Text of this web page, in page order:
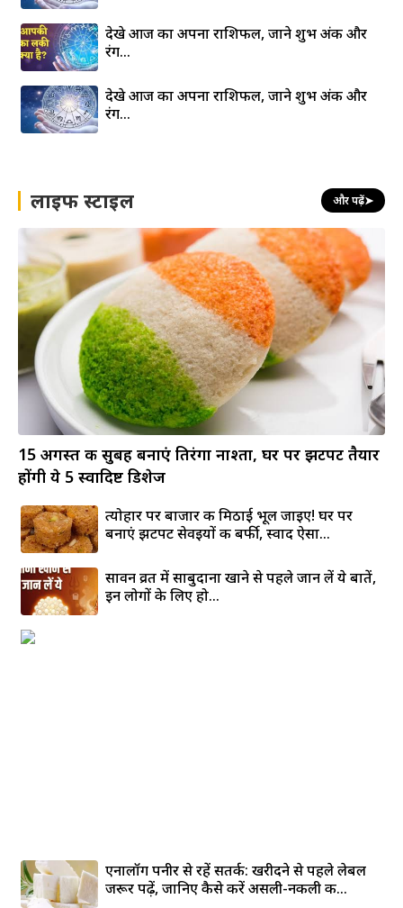
देखे आज का अपना राशिफल, जाने शुभ अंक और
रंग…
देखे आज का अपना राशिफल, जाने शुभ अंक और
रंग…
लाइफ स्टाइल और पढ़ें➤
15 अगस्त की सुबह बनाएं तिरंगा नाश्ता, घर पर झटपट तैयार
होंगी ये 5 स्वादिष्ट डिशेज
त्योहार पर बाजार की मिठाई भूल जाइए! घर पर
बनाएं झटपट सेवइयों की बर्फी, स्वाद ऐसा...
सावन व्रत में साबुदाना खाने से पहले जान लें ये बातें,
इन लोगों के लिए हो...
एनालॉग पनीर से रहें सतर्क: खरीदने से पहले लेबल
जरूर पढ़ें, जानिए कैसे करें असली-नकली की...